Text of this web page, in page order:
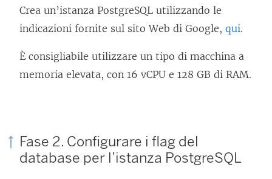
Crea un’istanza PostgreSQL utilizzando le
indicazioni fornite sul sito Web di Google, qui.
È consigliabile utilizzare un tipo di macchina a
memoria elevata, con 16 vCPU e 128 GB di RAM.
Fase 2. Configurare i flag del
database per l’istanza PostgreSQL